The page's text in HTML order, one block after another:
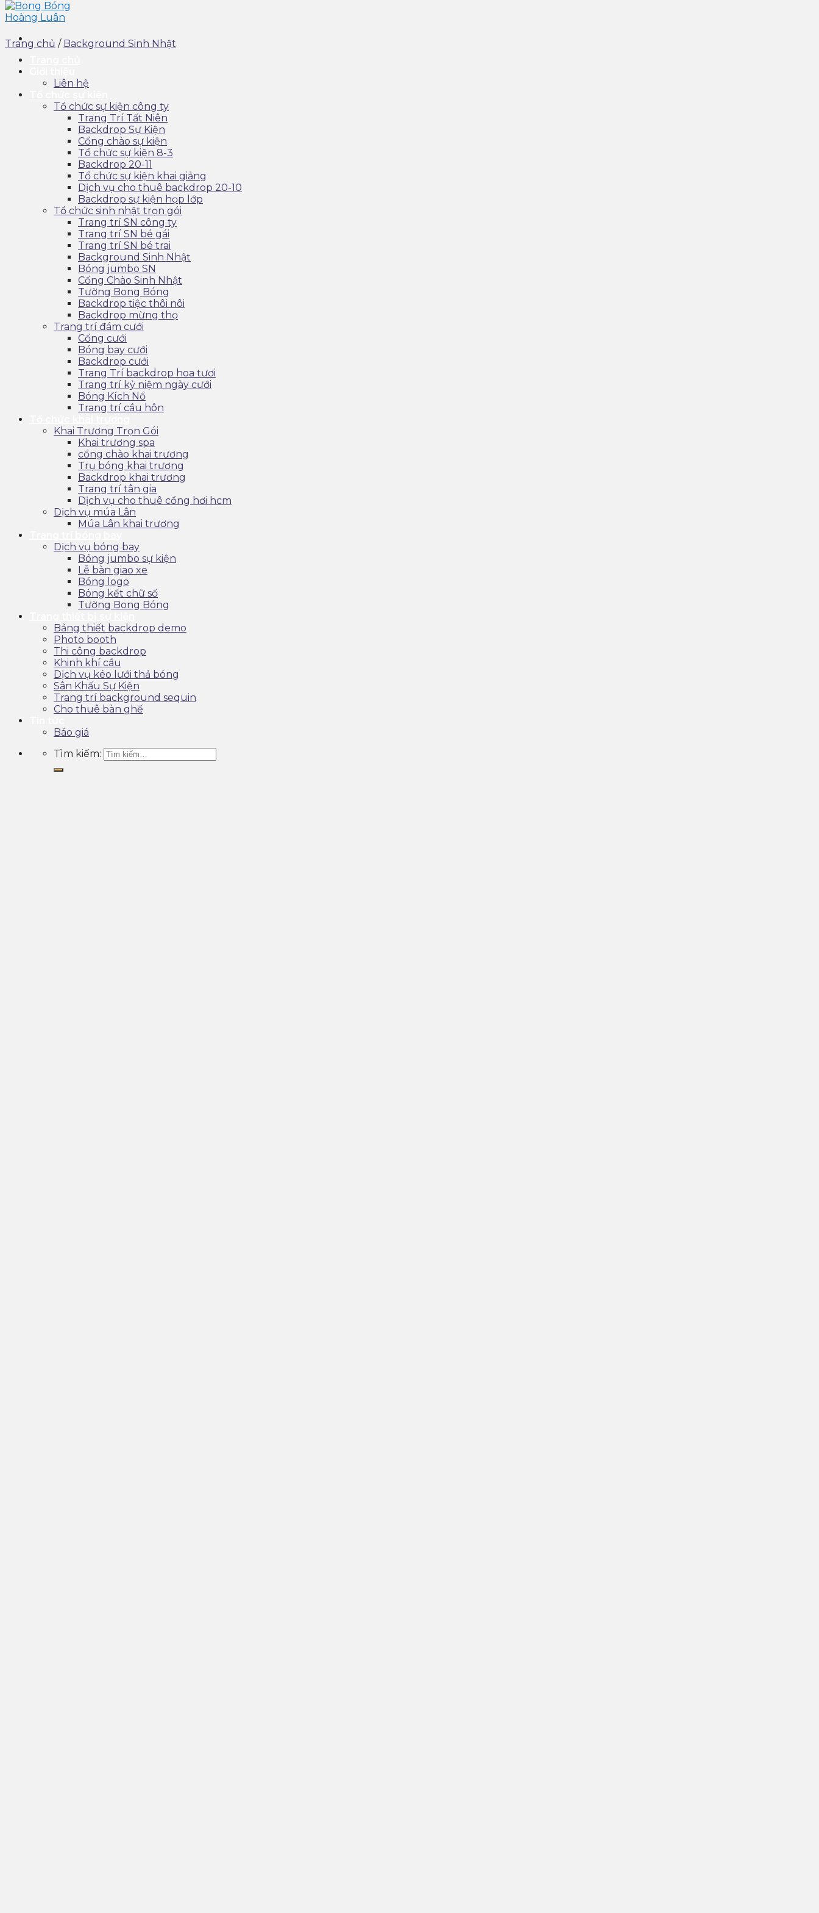
Liên hệ
Tổ chức sự kiện công ty
Trang Trí Tất Niên
Backdrop Sự Kiện
Cổng chào sự kiện
Tổ chức sự kiện 8-3
Backdrop 20-11
Tổ chức sự kiện khai giảng
Dịch vụ cho thuê backdrop 20-10
Backdrop sự kiện họp lớp
Tổ chức sinh nhật trọn gói
Trang trí SN công ty
Trang trí SN bé gái
Trang trí SN bé trai
Background Sinh Nhật
Bóng jumbo SN
Cổng Chào Sinh Nhật
Tường Bong Bóng
Backdrop tiệc thôi nôi
Backdrop mừng thọ
Trang trí đám cưới
Cổng cưới
Bóng bay cưới
Backdrop cưới
Trang Trí backdrop hoa tươi
Trang trí kỷ niệm ngày cưới
Bóng Kích Nổ
Trang trí cầu hôn
Khai Trương Trọn Gói
Khai trương spa
cổng chào khai trương
Trụ bóng khai trương
Backdrop khai trương
Trang trí tân gia
Dịch vụ cho thuê cổng hơi hcm
Dịch vụ múa Lân
Múa Lân khai trương
Dịch vụ bóng bay
Bóng jumbo sự kiện
Lễ bàn giao xe
Bóng logo
Bóng kết chữ số
Tường Bong Bóng
Bảng thiết backdrop demo
Photo booth
Thi công backdrop
Khinh khí cầu
Dịch vụ kéo lưới thả bóng
Sân Khấu Sự Kiện
Trang trí background sequin
Cho thuê bàn ghế
Báo giá
Tìm kiếm:
Trang chủ / Background Sinh Nhật